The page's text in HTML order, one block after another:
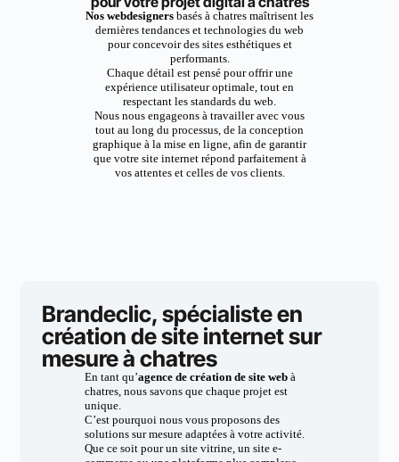
Nos webdesigners basés à chatres maîtrisent les
dernières tendances et technologies du web
pour concevoir des sites esthétiques et
performants.
Chaque détail est pensé pour offrir une
expérience utilisateur optimale, tout en
respectant les standards du web.
Nous nous engageons à travailler avec vous
tout au long du processus, de la conception
graphique à la mise en ligne, afin de garantir
que votre site internet répond parfaitement à
vos attentes et celles de vos clients.
Brandeclic, spécialiste en
création de site internet sur
mesure à chatres
En tant qu’agence de création de site webà
chatres, nous savons que chaque projet est
unique.
C’est pourquoi nous vous proposons des
solutions sur mesure adaptées à votre activité.
Que ce soit pour un site vitrine, un site e-